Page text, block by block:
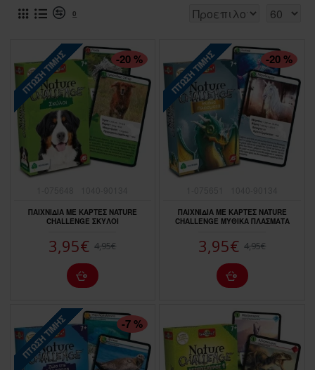
0
ΠΤΏΣΗ ΤΙΜΉΣ -20 %
ΠΑΙΧΝΙΔΙΑ ΜΕ ΚΑΡΤΕΣ NATURE
CHALLENGE ΣΚΥΛΟΙ
3,95€ 4,95€
ΠΤΏΣΗ ΤΙΜΉΣ -20 %
ΠΑΙΧΝΙΔΙΑ ΜΕ ΚΑΡΤΕΣ NATURE
CHALLENGE ΜΥΘΙΚΑ ΠΛΑΣΜΑΤΑ
3,95€ 4,95€
ΠΤΏΣΗ ΤΙΜΉΣ -7 %